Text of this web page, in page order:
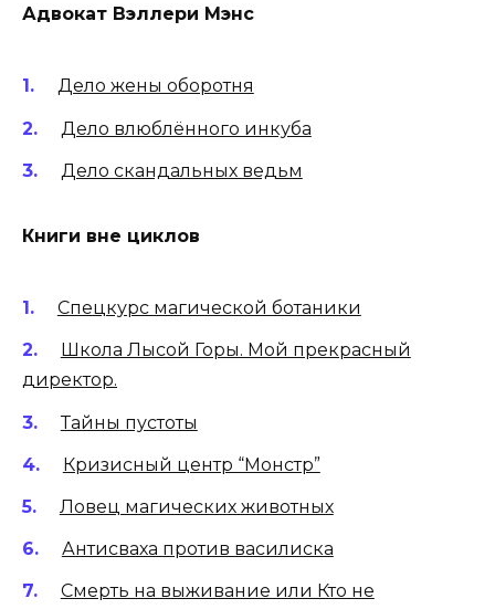
Адвокат Вэллери Мэнс
Дело жены оборотня
Дело влюблённого инкуба
Дело скандальных ведьм
Книги вне циклов
Спецкурс магической ботаники
Школа Лысой Горы. Мой прекрасный
директор.
Тайны пустоты
Кризисный центр “Монстр”
Ловец магических животных
Антисваха против василиска
Смерть на выживание или Кто не